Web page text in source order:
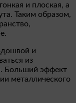
и плоская, а
Таким образом,
и
из
Больший эффект
металлического